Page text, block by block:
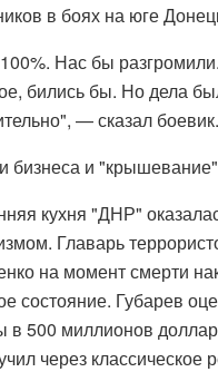
в боях на юге
Нас бы
бились бы. Но дела
— сказал боевик.
бизнеса и
кухня "ДНР"
Главарь
на момент смерти
состояние. Губарев
в 500 миллионов
через классическое